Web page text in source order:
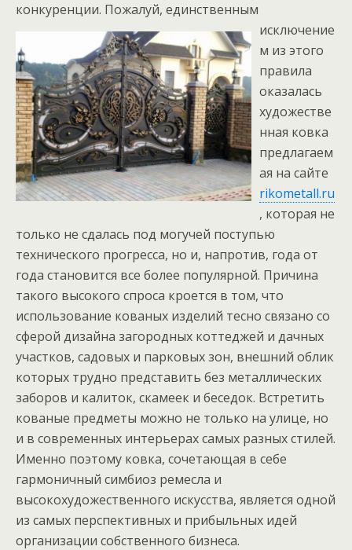
конкуренции. Пожалуй, единственным
исключение
м из этого
правила
оказалась
художестве
нная ковка
предлагаем
ая на сайте
rikometall.ru
, которая не
только не сдалась под могучей поступью
технического прогресса, но и, напротив, года от
года становится все более популярной. Причина
такого высокого спроса кроется в том, что
использование кованых изделий тесно связано со
сферой дизайна загородных коттеджей и дачных
участков, садовых и парковых зон, внешний облик
которых трудно представить без металлических
заборов и калиток, скамеек и беседок. Встретить
кованые предметы можно не только на улице, но
и в современных интерьерах самых разных стилей.
Именно поэтому ковка, сочетающая в себе
гармоничный симбиоз ремесла и
высокохудожественного искусства, является одной
из самых перспективных и прибыльных идей
организации собственного бизнеса.